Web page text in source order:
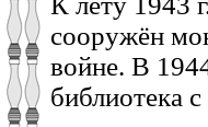
сооружён
войне. В
библиотека